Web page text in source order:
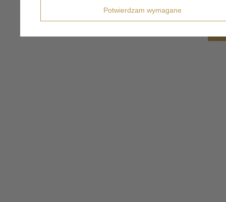
Potwierdzam wymagane